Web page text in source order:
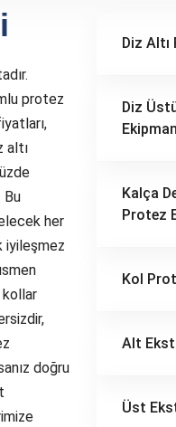
protez
altı
Bu
her
iyileşmez
kollar
doğru
Diz
Diz
Kalça
Protez
Kol
Alt
Üst